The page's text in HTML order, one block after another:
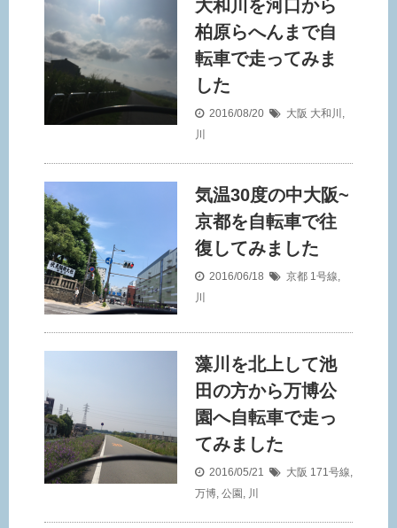
大和川を河口から
柏原らへんまで自
転車で走ってみま
した
2016/08/20 大阪 大和川 ,
川
気温30度の中大阪~
京都を自転車で往
復してみました
2016/06/18 京都 1号線,
川
藻川を北上して池
田の方から万博公
園へ自転車で走っ
てみました
2016/05/21 大阪 171号線,
万博, 公園 , 川